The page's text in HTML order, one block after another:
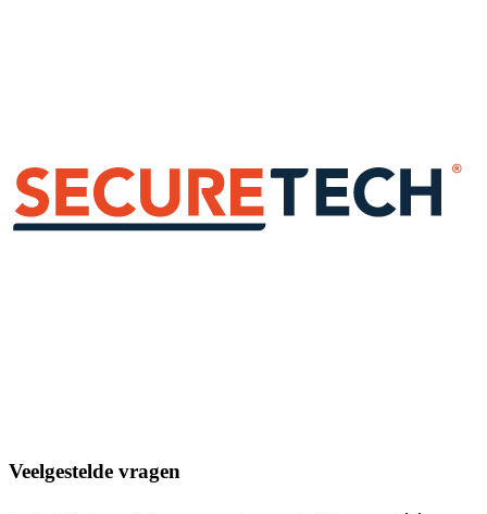
Bouw zelf vanaf nul. Kies pandtype, aantal camera's, kwaliteit en
opslag, met de prijs die direct meegroeit.
Veelgestelde vragen